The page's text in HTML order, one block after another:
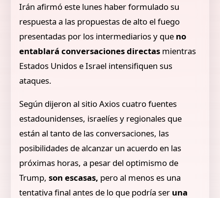
Irán afirmó este lunes haber formulado su
respuesta a las propuestas de alto el fuego
presentadas por los intermediarios y que no
entablará conversaciones directas mientras
Estados Unidos e Israel intensifiquen sus
ataques.
Según dijeron al sitio Axios cuatro fuentes
estadounidenses, israelíes y regionales que
están al tanto de las conversaciones, las
posibilidades de alcanzar un acuerdo en las
próximas horas, a pesar del optimismo de
Trump,son escasas, pero al menos es una
tentativa final antes de lo que podría ser una